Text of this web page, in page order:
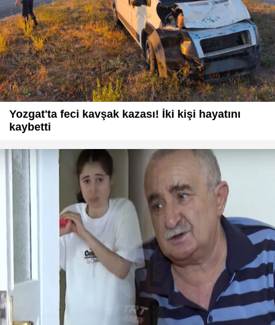
Yozgat'ta feci kavşak kazası! İki kişi hayatını
kaybetti